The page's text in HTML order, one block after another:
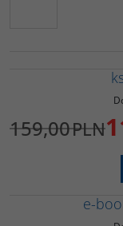
159,00PLN
e-